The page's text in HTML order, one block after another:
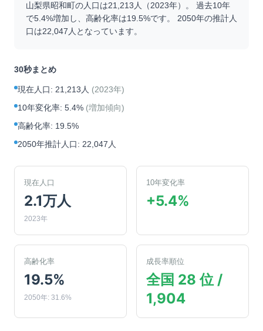
山梨県昭和町の人口は21,213 人（2023年）。 過去10年
で5.4%増加 し、高齢化率は19.5%です。 2050年の推計人
口は22,047 人となっています。
30秒まとめ
現在人口: 21,213人 (2023年)
10年変化率: 5.4% (増加傾向)
高齢化率: 19.5%
2050年推計人口: 22,047人
現在人口
2.1万人
2023年
10年変化率
+5.4%
高齢化率
19.5%
2050年: 31.6%
成長率順位
全国 28 位 /
1,904